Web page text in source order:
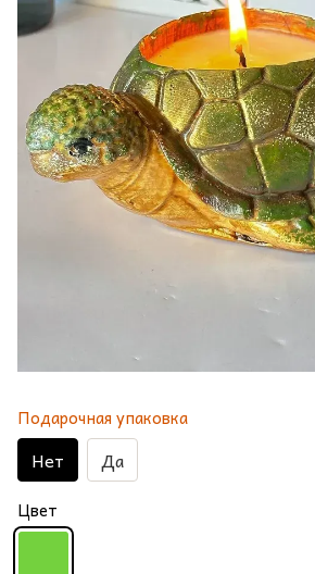
Подарочная упаковка
Нет Да
Цвет